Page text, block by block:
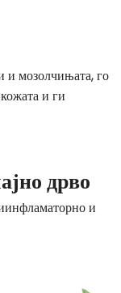
и мозолчињата, го
и ги
дрво
и